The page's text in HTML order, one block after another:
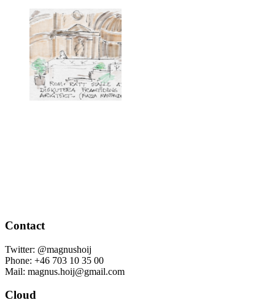
Contact
Twitter: @magnushoij
Phone: +46 703 10 35 00
Mail: magnus.hoij@gmail.com
Cloud